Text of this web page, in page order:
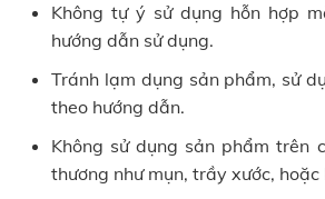
Không tự ý sử dụng hỗn hợp
hướng dẫn sử dụng.
Tránh lạm dụng sản phẩm, sử
theo hướng dẫn.
Không sử dụng sản phẩm trên
thương như mụn, trầy xước, hoặc